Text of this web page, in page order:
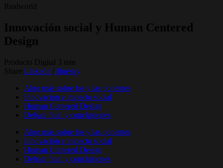
Realworld
Innovación social y Human Centered
Design
Producto Digital 3 min
Share: Linkedin Bluesky
Algo más sobre los y las ponentes
Innovación e impacto social
Human Centered Design
Debate final y conclusiones
Algo más sobre los y las ponentes
Innovación e impacto social
Human Centered Design
Debate final y conclusiones